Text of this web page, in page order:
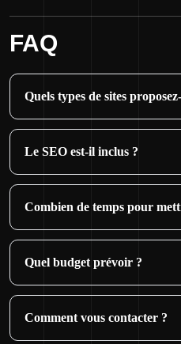
FAQ
Quels types de sites
Le SEO est-il inclus ?
Combien de temps pour
Quel budget prévoir ?
Comment vous contacter ?